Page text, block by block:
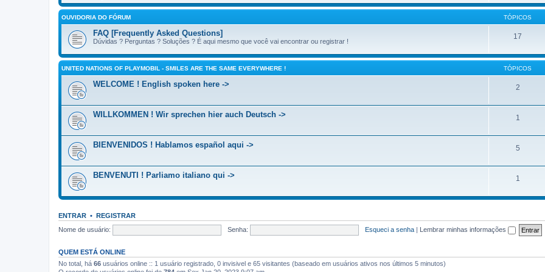
OUVIDORIA DO FÓRUM TÓPICOS
FAQ [Frequently Asked Questions]
Dúvidas ? Perguntas ? Soluções ? É aqui mesmo que você vai encontrar ou registrar !
17
UNITED NATIONS OF PLAYMOBIL - SMILES ARE THE SAME EVERYWHERE ! TÓPICOS
WELCOME ! English spoken here -> 2
WILLKOMMEN ! Wir sprechen hier auch Deutsch -> 1
BIENVENIDOS ! Hablamos español aqui -> 5
BENVENUTI ! Parliamo italiano qui -> 1
ENTRAR • REGISTRAR
Nome de usuário:
Senha: Esqueci a senha | Lembrar minhas informações
QUEM ESTÁ ONLINE
No total, há 66 usuários online :: 1 usuário registrado, 0 invisivel e 65 visitantes (baseado em usuários ativos nos últimos 5 minutos)